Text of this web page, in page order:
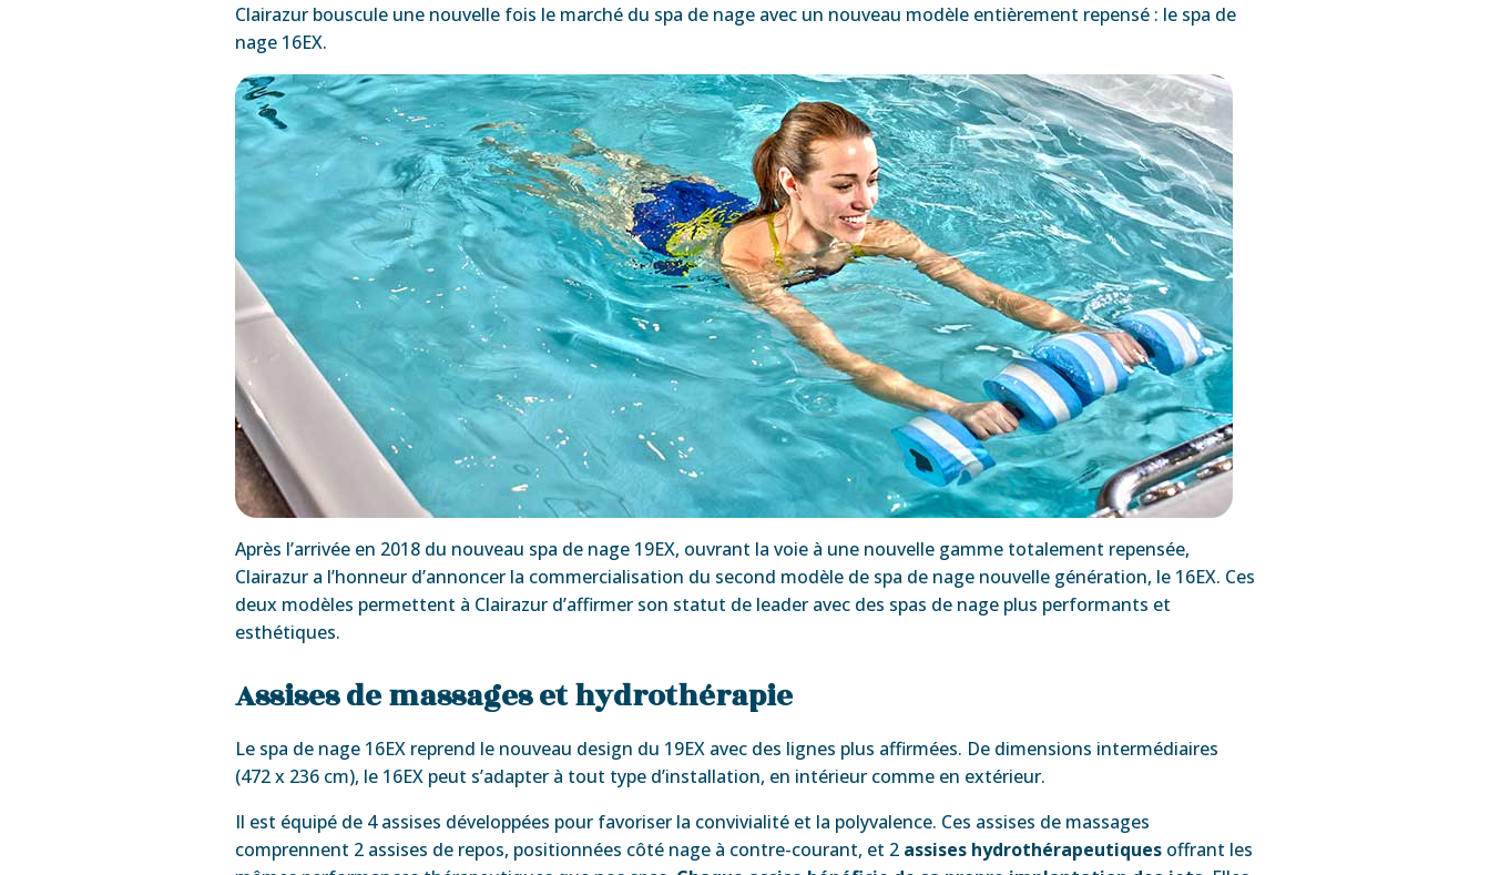
Clairazur bouscule une nouvelle fois le marché du spa de nage avec un nouveau modèle entièrement repensé : le spa de
nage 16EX.
Après l’arrivée en 2018 du nouveau spa de nage 19EX, ouvrant la voie à une nouvelle gamme totalement repensée,
Clairazur a l’honneur d’annoncer la commercialisation du second modèle de spa de nage nouvelle génération, le 16EX. Ces
deux modèles permettent à Clairazur d’affirmer son statut de leader avec des spas de nage plus performants et
esthétiques.
Assises de massages et hydrothérapie
Le spa de nage 16EX reprend le nouveau design du 19EX avec des lignes plus affirmées. De dimensions intermédiaires
(472 x 236 cm), le 16EX peut s’adapter à tout type d’installation, en intérieur comme en extérieur.
Il est équipé de 4 assises développées pour favoriser la convivialité et la polyvalence. Ces assises de massages
comprennent 2 assises de repos, positionnées côté nage à contre-courant, et 2 assises hydrothérapeutiques offrant les